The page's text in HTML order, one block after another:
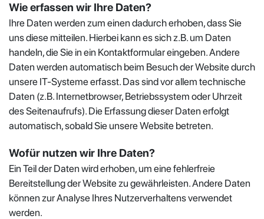
Wie erfassen wir Ihre Daten?
Ihre Daten werden zum einen dadurch erhoben, dass Sie
uns diese mitteilen. Hierbei kann es sich z.B. um Daten
handeln, die Sie in ein Kontaktformular eingeben. Andere
Daten werden automatisch beim Besuch der Website durch
unsere IT-Systeme erfasst. Das sind vor allem technische
Daten (z.B. Internetbrowser, Betriebssystem oder Uhrzeit
des Seitenaufrufs). Die Erfassung dieser Daten erfolgt
automatisch, sobald Sie unsere Website betreten.
Wofür nutzen wir Ihre Daten?
Ein Teil der Daten wird erhoben, um eine fehlerfreie
Bereitstellung der Website zu gewährleisten. Andere Daten
können zur Analyse Ihres Nutzerverhaltens verwendet
werden.